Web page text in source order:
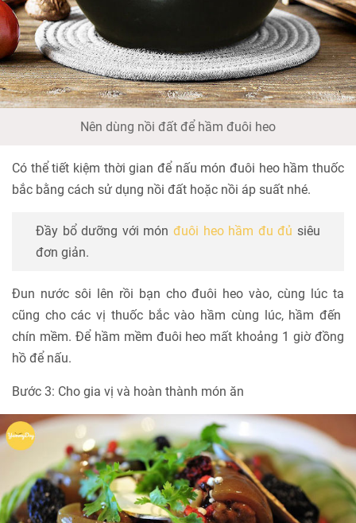
Nên dùng nồi đất để hầm đuôi heo
Có thể tiết kiệm thời gian để nấu món đuôi heo hầm thuốc
bắc bằng cách sử dụng nồi đất hoặc nồi áp suất nhé.
Đầy bổ dưỡng với món đuôi heo hầm đu đủ siêu
đơn giản.
Đun nước sôi lên rồi bạn cho đuôi heo vào, cùng lúc ta
cũng cho các vị thuốc bắc vào hầm cùng lúc, hầm đến
chín mềm. Để hầm mềm đuôi heo mất khoảng 1 giờ đồng
hồ để nấu.
Bước 3: Cho gia vị và hoàn thành món ăn